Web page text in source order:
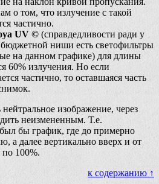
о том, что излучение с такой
частично.
UV © (справдедливости ради у
ниши есть светофильтры
на данном графике) для длины
60% излучения. Но если
частично, то оставшаяся часть
изображение, через
неизмененным. Т.е.
бы график, где до примерно
а далее вертикально вверх и от
100%.
к содержанию ↑